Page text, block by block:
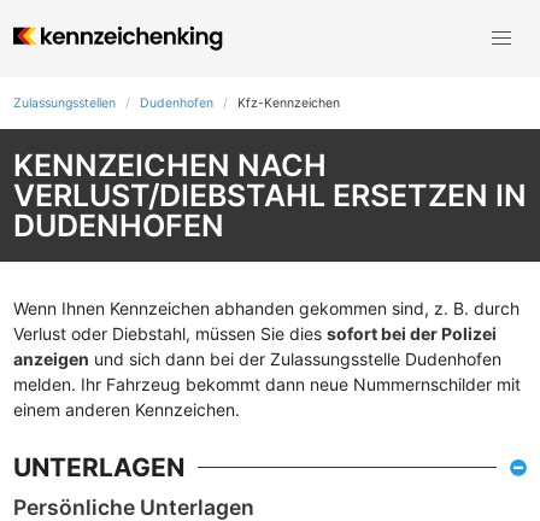
Zulassungsstellen Dudenhofen Kfz-Kennzeichen
KENNZEICHEN NACH
VERLUST/DIEBSTAHL ERSETZEN IN
DUDENHOFEN
Wenn Ihnen Kennzeichen abhanden gekommen sind, z. B. durch
Verlust oder Diebstahl, müssen Sie dies sofort bei der Polizei
anzeigen und sich dann bei der Zulassungsstelle Dudenhofen
melden. Ihr Fahrzeug bekommt dann neue Nummernschilder mit
einem anderen Kennzeichen.
UNTERLAGEN
Persönliche Unterlagen